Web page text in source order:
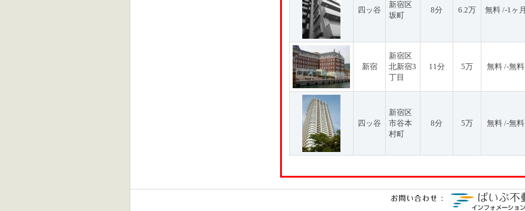
四ッ谷
新宿区
坂町
8分 6.2万 無料 /-1ヶ月
新宿
新宿区
北新宿3
丁目
11分 5万 無料 /-無料
四ッ谷
新宿区
市谷本
村町
8分 5万 無料 /-無料